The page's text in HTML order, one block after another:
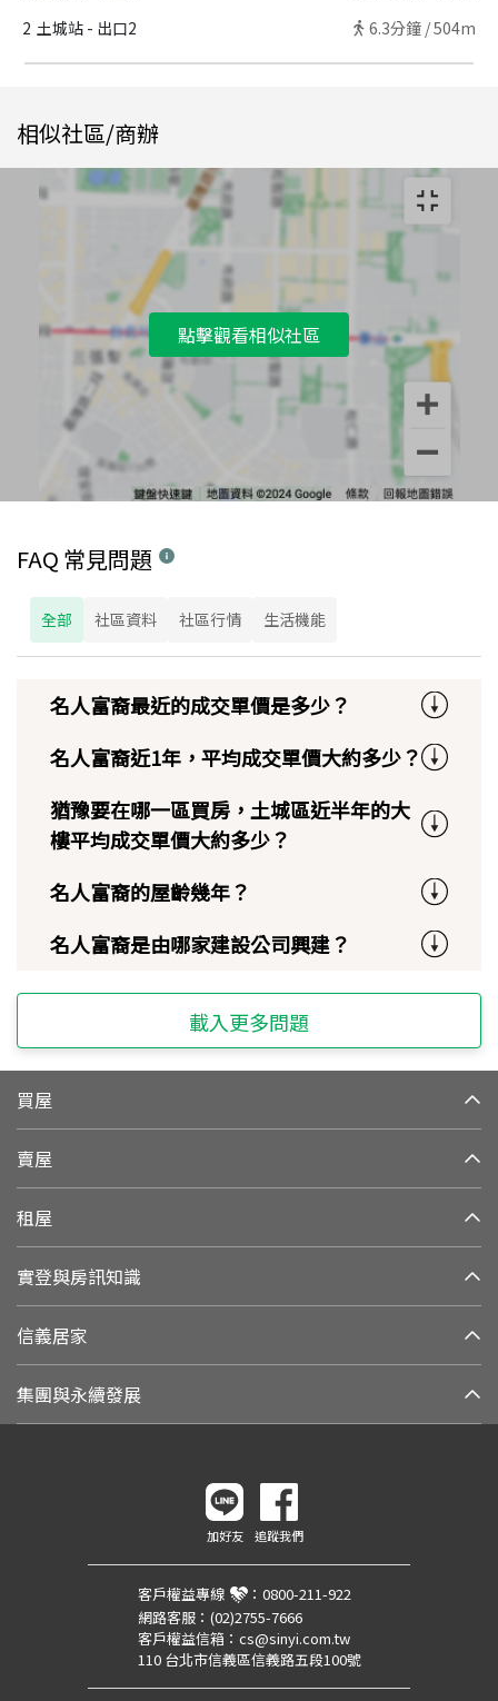
2 土城站 - 出口2 6.3分鐘 /504m
相似社區/商辦
點擊觀看相似社區
FAQ 常見問題
全部 社區資料 社區行情 生活機能
名人富裔最近的成交單價是多少？
名人富裔近1年，平均成交單價大約多少？
猶豫要在哪一區買房，土城區近半年的大
樓平均成交單價大約多少？
名人富裔的屋齡幾年？
名人富裔是由哪家建設公司興建？
載入更多問題
買屋
賣屋
租屋
實登與房訊知識
信義居家
集團與永續發展
加好友 追蹤我們
客戶權益專線 ： 0800-211-922
網路客服： (02)2755-7666
客戶權益信箱： cs@sinyi.com.tw
110 台北市信義區信義路五段100號